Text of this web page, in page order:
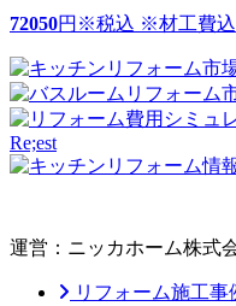
72050円 ※税込 ※材工費込
運営：ニッカホーム株式
リフォーム施工事